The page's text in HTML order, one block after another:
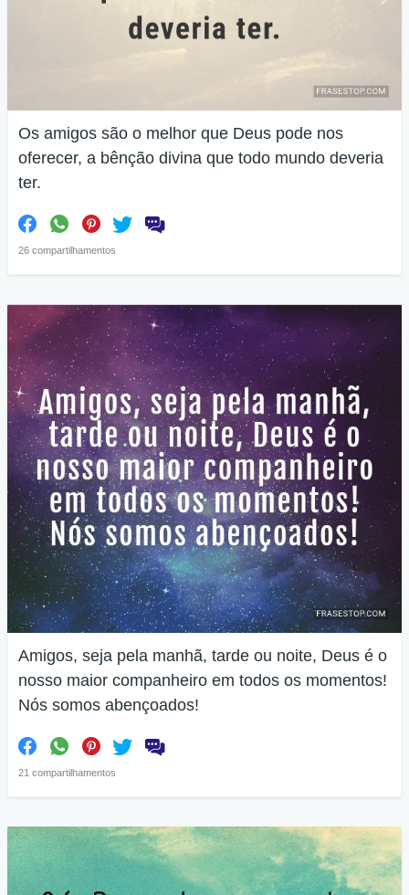
Os amigos são o melhor que Deus pode nos
oferecer, a bênção divina que todo mundo deveria
ter.
26 compartilhamentos
Amigos, seja pela manhã, tarde ou noite, Deus é o
nosso maior companheiro em todos os momentos!
Nós somos abençoados!
21 compartilhamentos